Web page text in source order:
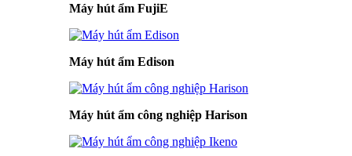
Máy hút ẩm FujiE
Máy hút ẩm Edison
Máy hút ẩm công nghiệp Harison